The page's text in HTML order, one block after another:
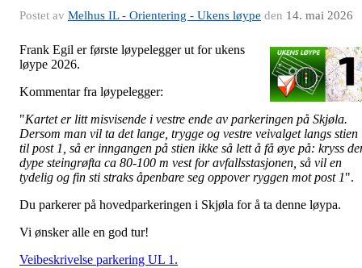
Postet av Melhus IL - Orientering - Ukens løype den 14. mai 2026
Frank Egil er første løypelegger ut for ukens
løype 2026.
Kommentar fra løypelegger:
"Kartet er litt misvisende i vestre ende av parkeringen på Skjøla.
Dersom man vil ta det lange, trygge og vestre veivalget langs stien
til post 1, så er inngangen på stien ikke så lett å få øye på: kryss
dype steingrøfta ca 80-100 m vest for avfallsstasjonen, så vil en
tydelig og fin sti straks åpenbare seg oppover ryggen mot post 1".
Du parkerer på hovedparkeringen i Skjøla for å ta denne løypa.
Vi ønsker alle en god tur!
Veibeskrivelse parkering UL 1.